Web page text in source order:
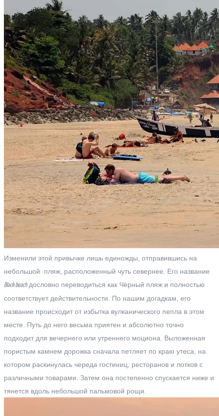
Изменили этой привычке лишь единожды, отправившись на
небольшой пляж, расположенный чуть севернее. Его название
Black beachдословно переводиться как Чёрный пляж и полностью
соответствует действительности. По нашим догадкам, его
название происходит от избытка вулканического пепла в этом
месте. Путь до него весьма приятен и абсолютно точно
подходит для вечернего или утреннего моциона. Выложенная
пористым камнем дорожка сначала петляет по краю утеса, на
котором раскинулась череда гостиниц, ресторанов и лотков с
различными товарами. Затем она постепенно спускается ниже и
тянется вдоль небольшой пальмовой рощи.